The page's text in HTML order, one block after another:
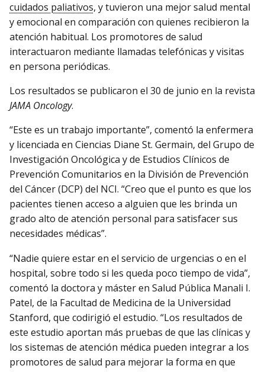
cuidados paliativos, y tuvieron una mejor salud mental
y emocional en comparación con quienes recibieron la
atención habitual. Los promotores de salud
interactuaron mediante llamadas telefónicas y visitas
en persona periódicas.
Los resultados se publicaron el 30 de junio en la revista
JAMA Oncology.
“Este es un trabajo importante”, comentó la enfermera
y licenciada en Ciencias Diane St. Germain, del Grupo de
Investigación Oncológica y de Estudios Clínicos de
Prevención Comunitarios en la División de Prevención
del Cáncer (DCP) del NCI. “Creo que el punto es que los
pacientes tienen acceso a alguien que les brinda un
grado alto de atención personal para satisfacer sus
necesidades médicas”.
“Nadie quiere estar en el servicio de urgencias o en el
hospital, sobre todo si les queda poco tiempo de vida”,
comentó la doctora y máster en Salud Pública Manali I.
Patel, de la Facultad de Medicina de la Universidad
Stanford, que codirigió el estudio. “Los resultados de
este estudio aportan más pruebas de que las clínicas y
los sistemas de atención médica pueden integrar a los
promotores de salud para mejorar la forma en que